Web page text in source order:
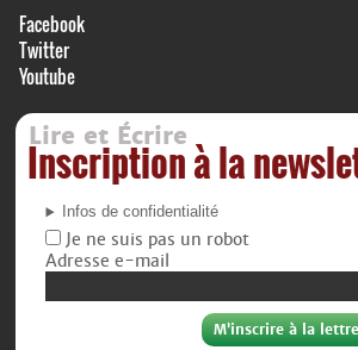
Facebook
Twitter
Youtube
Lire et Écrire
Inscription à la
Infos de confidentialité
Je ne suis pas un robot
Adresse e-mail